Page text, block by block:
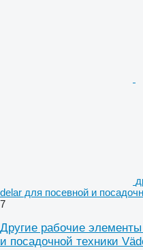
delar для посевной и
7
Другие рабочие
и посадочной техники